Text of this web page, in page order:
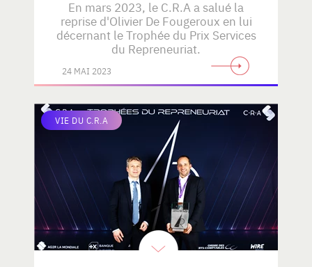
En mars 2023, le C.R.A a salué la
reprise d'Olivier De Fougeroux en lui
décernant le Trophée du Prix Services
du Repreneuriat.
24 MAI 2023
VIE DU C.R.A